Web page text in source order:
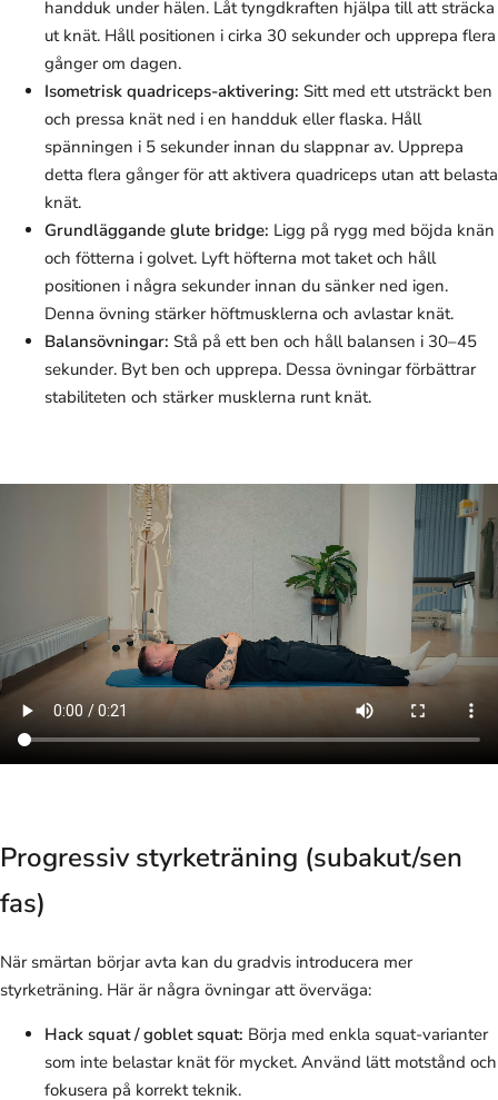
handduk under hälen. Låt tyngdkraften hjälpa till att sträcka
ut knät. Håll positionen i cirka 30 sekunder och upprepa flera
gånger om dagen.
Isometrisk quadriceps-aktivering: Sitt med ett utsträckt ben
och pressa knät ned i en handduk eller flaska. Håll
spänningen i 5 sekunder innan du slappnar av. Upprepa
detta flera gånger för att aktivera quadriceps utan att belasta
knät.
Grundläggande glute bridge: Ligg på rygg med böjda knän
och fötterna i golvet. Lyft höfterna mot taket och håll
positionen i några sekunder innan du sänker ned igen.
Denna övning stärker höftmusklerna och avlastar knät.
Balansövningar: Stå på ett ben och håll balansen i 30–45
sekunder. Byt ben och upprepa. Dessa övningar förbättrar
stabiliteten och stärker musklerna runt knät.
Progressiv styrketräning (subakut/sen
fas)
När smärtan börjar avta kan du gradvis introducera mer
styrketräning. Här är några övningar att överväga:
Hack squat / goblet squat: Börja med enkla squat-varianter
som inte belastar knät för mycket. Använd lätt motstånd och
fokusera på korrekt teknik.